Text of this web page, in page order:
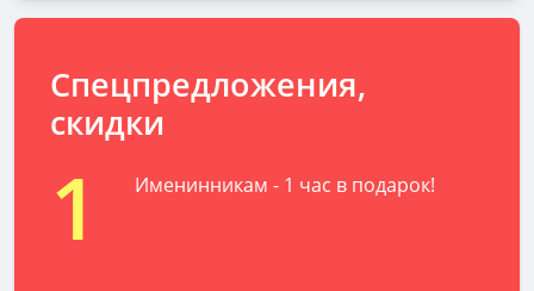
Спецпредложения,
скидки
1 Именинникам - 1 час в подарок!